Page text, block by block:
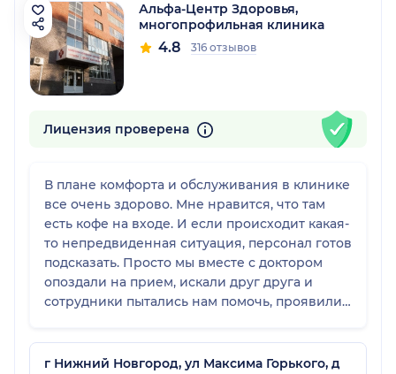
Альфа-Центр Здоровья,
многопрофильная клиника
4.8 316 отзывов
Лицензия проверена
В плане комфорта и обслуживания в клинике
все очень здорово. Мне нравится, что там
есть кофе на входе. И если происходит какая-
то непредвиденная ситуация, персонал готов
подсказать. Просто мы вместе с доктором
опоздали на прием, искали друг друга и
сотрудники пытались нам помочь, проявили
г Нижний Новгород, ул Максима Горького, д